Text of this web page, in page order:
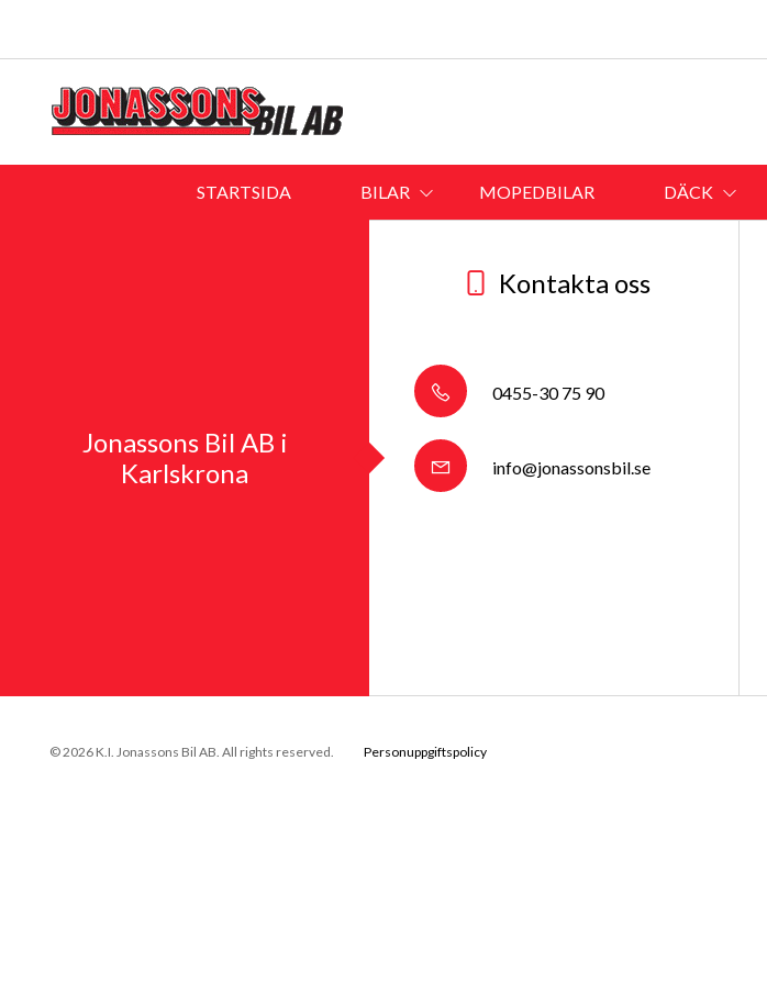
STARTSIDA BILAR MOPEDBILAR DÄCK
Jonassons Bil AB i
Karlskrona
Kontakta oss
0455-30 75 90
info@jonassonsbil.se
© 2026 K.I. Jonassons Bil AB. All rights reserved. Personuppgiftspolicy